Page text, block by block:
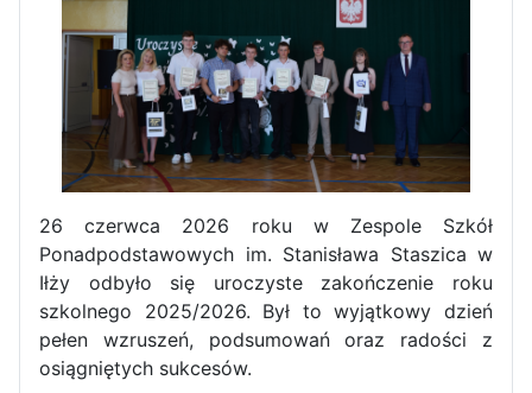
Dni Otwarte w „Staszicu” za
nami
Staszica w Iłży!
26 czerwca 2026 roku w Zespole Szkół
Ponadpodstawowych im. Stanisława Staszica w
Iłży odbyło się uroczyste zakończenie roku
szkolnego 2025/2026. Był to wyjątkowy dzień
pełen wzruszeń, podsumowań oraz radości z
osiągniętych sukcesów.